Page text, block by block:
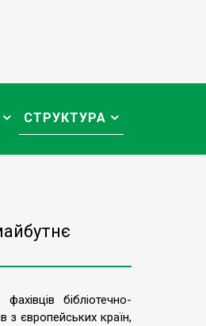
СТРУКТУРА
бібліотечно-
з європейських країн,